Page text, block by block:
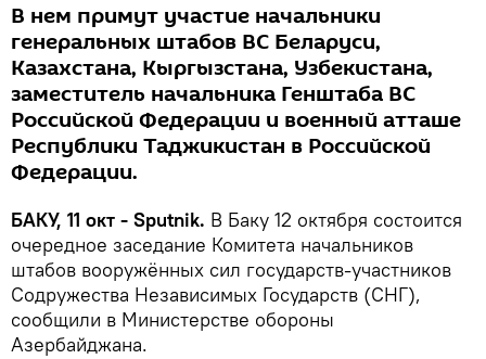
В нем примут участие начальники
генеральных штабов ВС Беларуси,
Казахстана, Кыргызстана, Узбекистана,
заместитель начальника Генштаба ВС
Российской Федерации и военный атташе
Республики Таджикистан в Российской
Федерации.
БАКУ, 11 окт - Sputnik. В Баку 12 октября состоится
очередное заседание Комитета начальников
штабов вооружённых сил государств-участников
Содружества Независимых Государств (СНГ),
сообщили в Министерстве обороны
Азербайджана.